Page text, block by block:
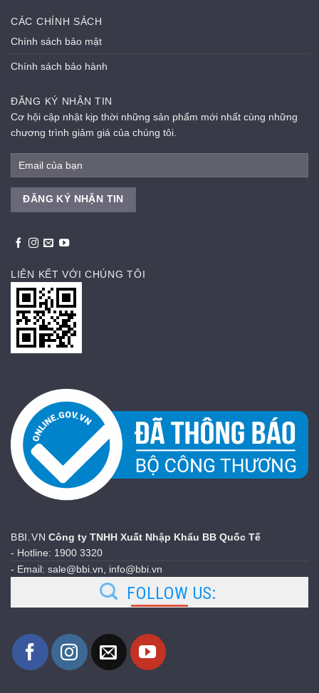
CÁC CHÍNH SÁCH
Chính sách bảo mật
Chính sách bảo hành
ĐĂNG KÝ NHẬN TIN
Cơ hội cập nhật kịp thời những sản phẩm mới nhất cùng những
chương trình giảm giá của chúng tôi.
LIÊN KẾT VỚI CHÚNG TÔI
BBI.VN Công ty TNHH Xuất Nhập Khẩu BB Quốc Tế
- Hotline: 1900 3320
- Email: sale@bbi.vn, info@bbi.vn
FOLLOW US: